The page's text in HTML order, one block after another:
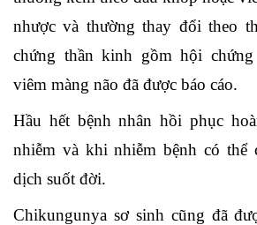
nhược và thường thay đổi theo
chứng thần kinh gồm hội chứng
viêm màng não đã được báo cáo.
Hầu hết bệnh nhân hồi phục
nhiễm và khi nhiễm bệnh có thể
dịch suốt đời.
Chikungunya sơ sinh cũng đã